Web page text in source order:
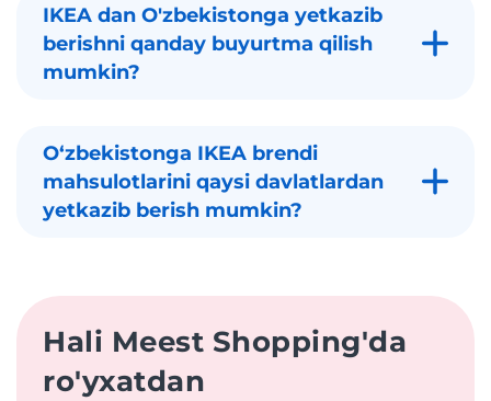
IKEA dan O'zbekistonga yetkazib
berishni qanday buyurtma qilish
mumkin?
Oʻzbekistonga IKEA brendi
mahsulotlarini qaysi davlatlardan
yetkazib berish mumkin?
Hali Meest Shopping'da
ro'yxatdan